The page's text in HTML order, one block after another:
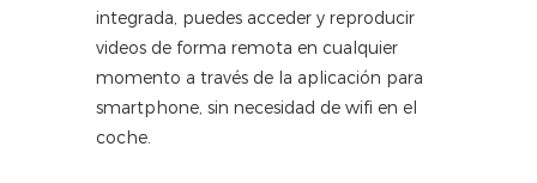
integrada, puedes acceder y reproducir
videos de forma remota en cualquier
momento a través de la aplicación para
smartphone, sin necesidad de wifi en el
coche.